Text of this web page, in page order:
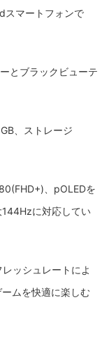
マートフォンで
とブラックビューテ
、ストレージ
、pOLEDを
に対応してい
ッシュレートによ
ムを快適に楽しむ